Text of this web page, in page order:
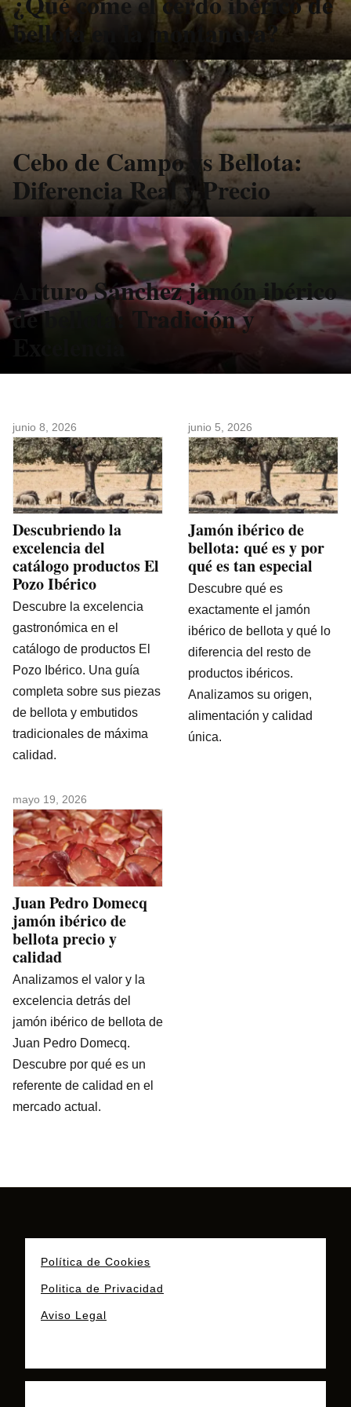
bellota en la montanera?
Cebo de Campo vs Bellota:
Diferencia Real y Precio
Arturo Sánchez jamón ibérico
de bellota: Tradición y
junio 8, 2026
Descubriendo la
excelencia del
catálogo productos El
Pozo Ibérico
Descubre la excelencia
gastronómica en el
catálogo de productos El
Pozo Ibérico. Una guía
completa sobre sus piezas
de bellota y embutidos
tradicionales de máxima
calidad.
junio 5, 2026
Jamón ibérico de
bellota: qué es y por
qué es tan especial
Descubre qué es
exactamente el jamón
ibérico de bellota y qué lo
diferencia del resto de
productos ibéricos.
Analizamos su origen,
alimentación y calidad
única.
mayo 19, 2026
Juan Pedro Domecq
jamón ibérico de
bellota precio y
calidad
Analizamos el valor y la
excelencia detrás del
jamón ibérico de bellota de
Juan Pedro Domecq.
Descubre por qué es un
referente de calidad en el
mercado actual.
Política de Cookies
Politica de Privacidad
Aviso Legal